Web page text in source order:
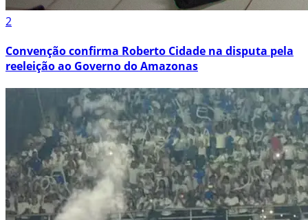
2
Convenção confirma Roberto Cidade na disputa pela
reeleição ao Governo do Amazonas